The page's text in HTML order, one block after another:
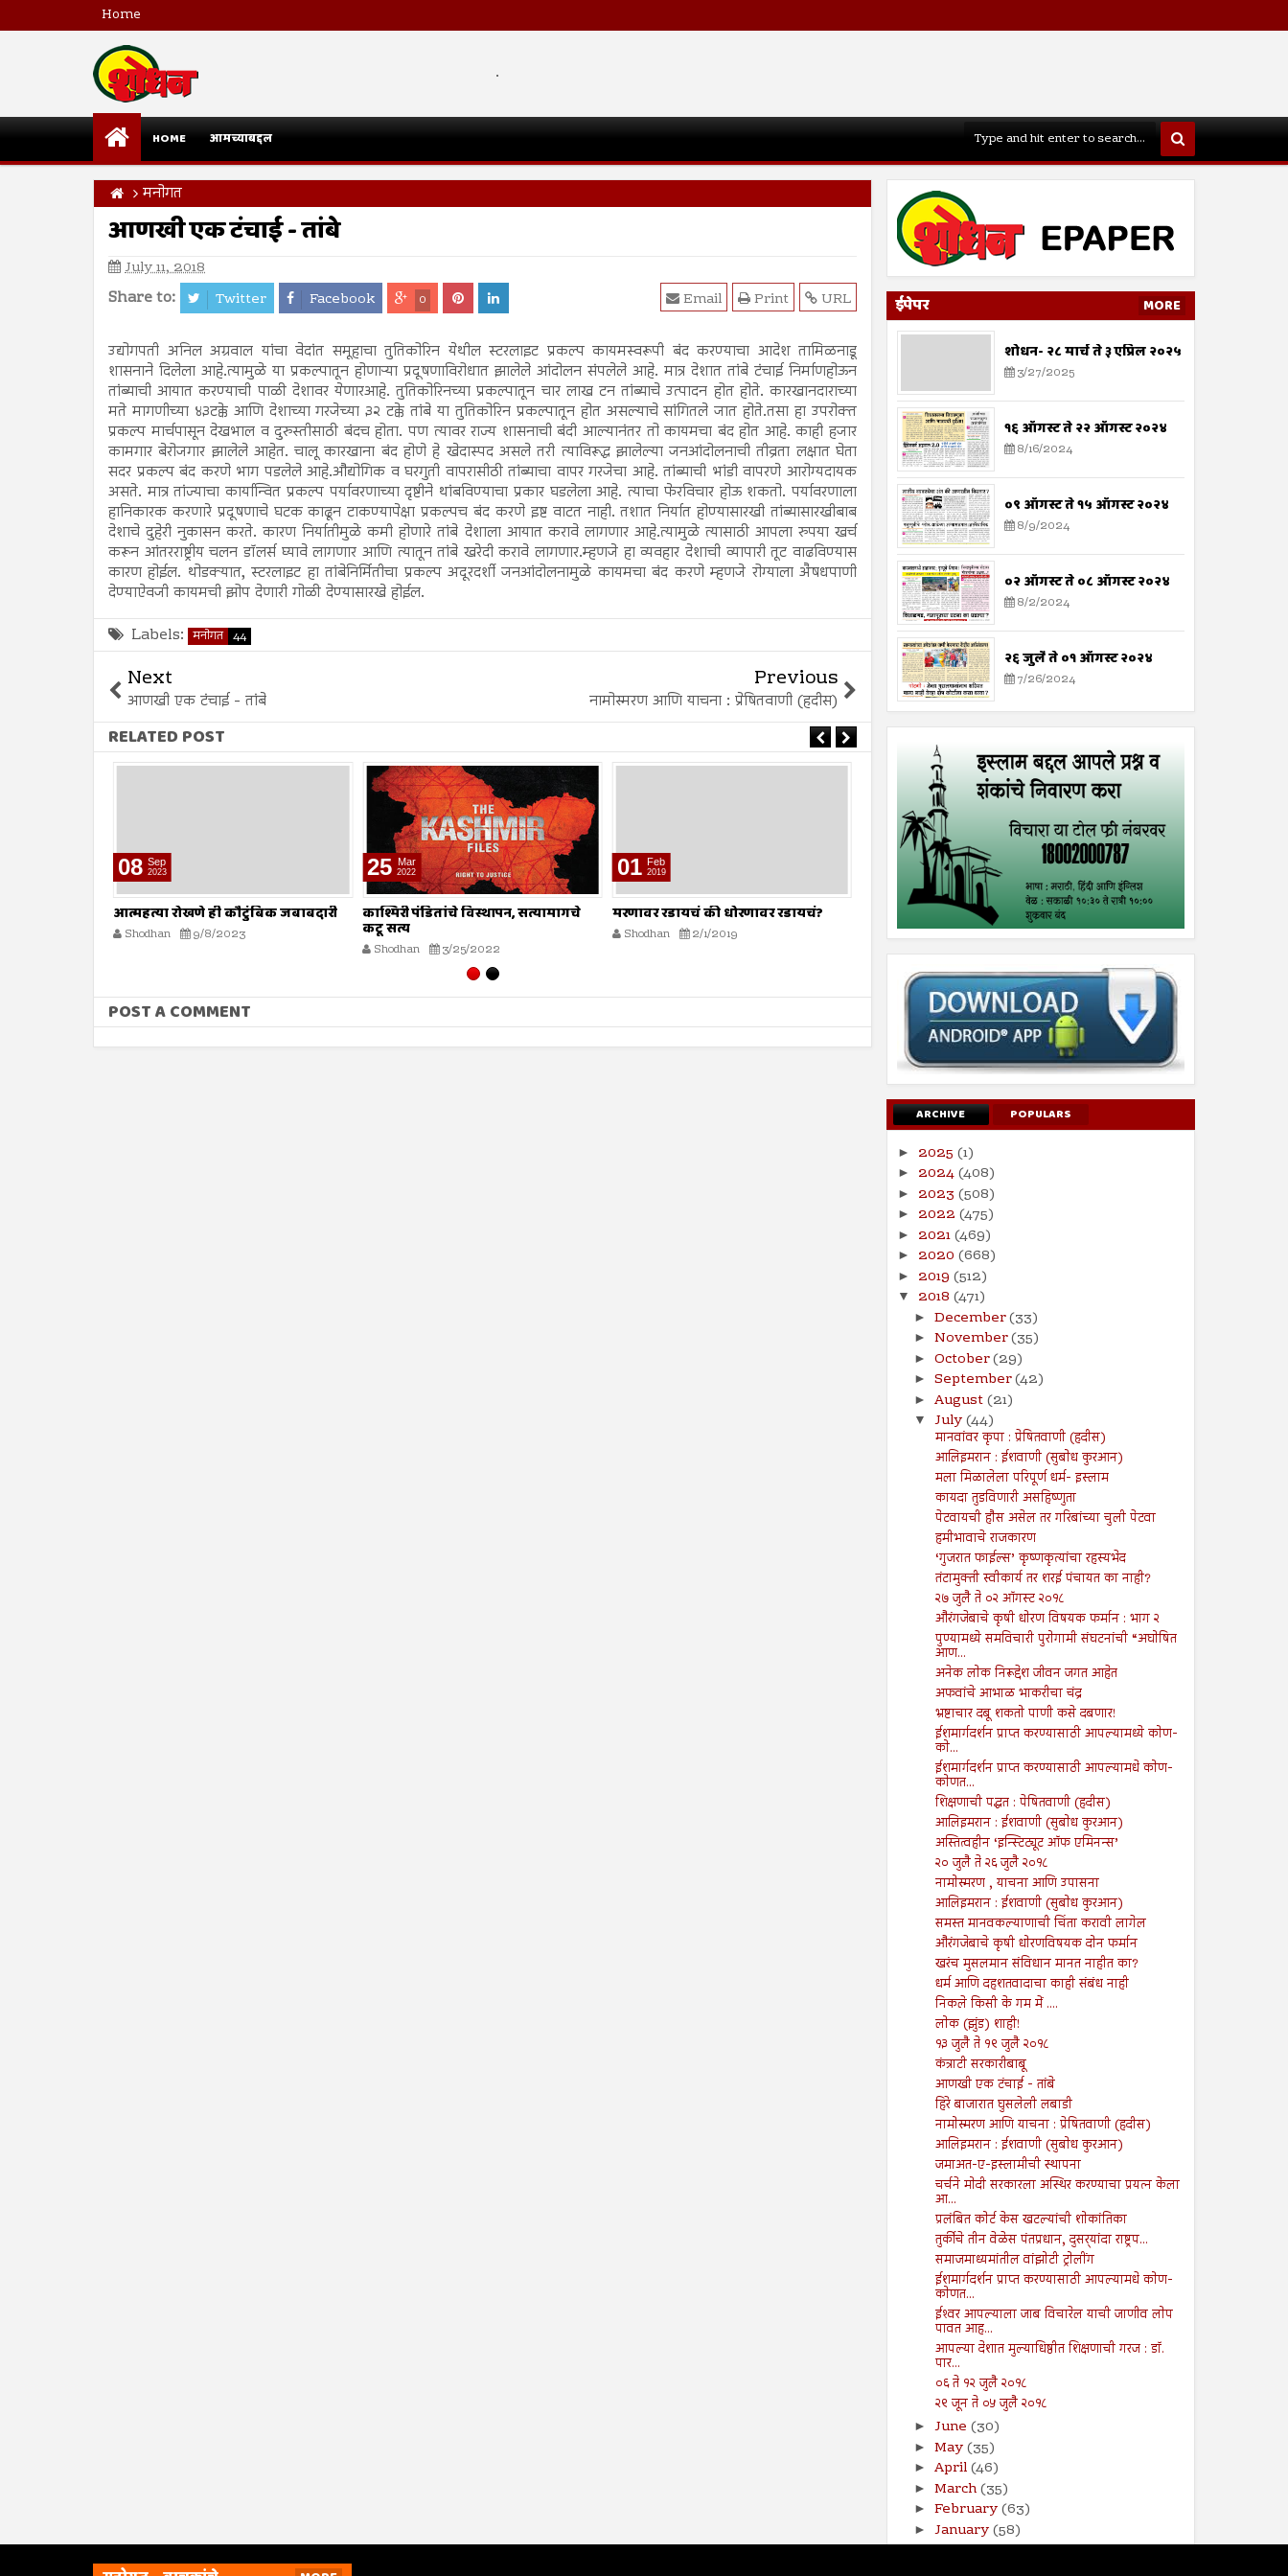
Home
.
HOME आमच्याबद्दल
मनोगत
आणखी एक टंचाई - तांबे
July 11, 2018
Share to: Twitter Facebook 0 URL
Print
Email
उद्योगपती अनिल अग्रवाल यांचा वेदांत समूहाचा तुतिकोरिन येथील स्टरलाइट प्रकल्प कायमस्वरूपी बंद करण्याचा आदेश तामिळनाडू
शासनाने दिलेला आहे.त्यामुळे या प्रकल्पातून होणाऱ्या प्रदूषणाविरोधात झालेले आंदोलन संपलेले आहे. मात्र देशात तांबे टंचाई निर्माणहोऊन
तांब्याची आयात करण्याची पाळी देशावर येणारआहे. तुतिकोरिनच्या प्रकल्पातून चार लाख टन तांब्याचे उत्पादन होत होते. कारखानदाराच्या
मते मागणीच्या ४३टक्के आणि देशाच्या गरजेच्या ३२ टक्के तांबे या तुतिकोरिन प्रकल्पातून होत असल्याचे सांगितले जात होते.तसा हा उपरोक्त
प्रकल्प मार्चपासून देखभाल व दुरुस्तीसाठी बंदच होता. पण त्यावर राज्य शासनाची बंदी आल्यानंतर तो कायमचा बंद होत आहे. काही हजार
कामगार बेरोजगार झालेले आहेत. चालू कारखाना बंद होणे हे खेदास्पद असले तरी त्याविरूद्ध झालेल्या जनआंदोलनाची तीव्रता लक्षात घेता
सदर प्रकल्प बंद करणे भाग पडलेले आहे.औद्योगिक व घरगुती वापरासीठी तांब्याचा वापर गरजेचा आहे. तांब्याची भांडी वापरणे आरोग्यदायक
असते. मात्र तांज्याचा कार्यान्वित प्रकल्प पर्यावरणाच्या दृष्टीने थांबविण्याचा प्रकार घडलेला आहे. त्याचा फेरविचार होऊ शकतो. पर्यावरणाला
हानिकारक करणारे प्रदूषणाचे घटक काढून टाकण्यापेक्षा प्रकल्पच बंद करणे इष्ट वाटत नाही. तशात निर्यात होण्यासारखी तांब्यासारखीबाब
देशाचे दुहेरी नुकासन करते. कारण निर्यातीमुळे कमी होणारे तांबे देशाला आयात करावे लागणार आहे.त्यामुळे त्यासाठी आपला रुपया खर्च
करून आंतरराष्ट्रीय चलन डॉलर्स घ्यावे लागणार आणि त्यातून तांबे खरेदी करावे लागणार.म्हणजे हा व्यवहार देशाची व्यापारी तूट वाढविण्यास
कारण होईल. थोडक्यात, स्टरलाइट हा तांबेनिर्मितीचा प्रकल्प अदूरदर्शी जनआंदोलनामुळे कायमचा बंद करणे म्हणजे रोग्याला अ‍ैषधपाणी
देण्याऐवजी कायमची झोप देणारी गोळी देण्यासारखे होईल.
Labels: मनोगत 44
Next
आणखी एक टंचाई - तांबे
Previous
नामोस्मरण आणि याचना : प्रेषितवाणी (हदीस)
RELATED POST
08 Sep
2023
आत्महत्या रोखणे ही कौटुंबिक जबाबदारी
Shodhan 9/8/2023
25 Mar
2022
काश्मिरी पंडितांचे विस्थापन, सत्यामागचे
कटू सत्य
Shodhan 3/25/2022
01 Feb
2019
मरणावर रडायचं की धोरणावर रडायचं?
Shodhan 2/1/2019
विटभट्ट्या बंद करा
Shodhan 12/8/2018
08
Shodhan 12/8/2018
POST A COMMENT
ईपेपर MORE
शोधन- २८ मार्च ते ३ एप्रिल २०२५
3/27/2025
१६ ऑगस्ट ते २२ ऑगस्ट २०२४
8/16/2024
०९ ऑगस्ट ते १५ ऑगस्ट २०२४
8/9/2024
०२ ऑगस्ट ते ०८ ऑगस्ट २०२४
8/2/2024
२६ जुलै ते ०१ ऑगस्ट २०२४
7/26/2024
ARCHIVE POPULARS
► 2025 (1)
► 2024(408)
► 2023 (508)
► 2022 (475)
► 2021(469)
► 2020 (668)
► 2019 (512)
▼ 2018 (471)
► December(33)
► November(35)
► October(29)
► September(42)
► August(21)
▼ July(44)
मानवांवर कृपा : प्रेषितवाणी (हदीस)
आलिइमरान : ईशवाणी (सुबोध कुरआन)
मला मिळालेला परिपूर्ण धर्म- इस्लाम
कायदा तुडविणारी असहिष्णुता
पेटवायची हौस असेल तर गरिबांच्या चुली पेटवा
हमीभावाचे राजकारण
‘गुजरात फाईल्स’ कृष्णकृत्यांचा रहस्यभेद
तंटामुक्ती स्वीकार्य तर शरई पंचायत का नाही?
२७ जुलै ते ०२ ऑगस्ट २०१८
औरंगजेबाचे कृषी धोरण विषयक फर्मान : भाग २
पुण्यामध्ये समविचारी पुरोगामी संघटनांची “अघोषित
आण...
अनेक लोक निरूद्देश जीवन जगत आहेत
अफवांचे आभाळ भाकरीचा चंद्र
भ्रष्टाचार दबू शकतो पाणी कसे दबणार!
ईशमार्गदर्शन प्राप्त करण्यासाठी आपल्यामध्ये कोण-
को...
ईशमार्गदर्शन प्राप्त करण्यासाठी आपल्यामधे कोण-
कोणत...
शिक्षणाची पद्धत : पेषितवाणी (हदीस)
आलिइमरान : ईशवाणी (सुबोध कुरआन)
अस्तित्वहीन ‘इन्स्टिट्यूट ऑफ एमिनन्स’
२० जुलै ते २६ जुलै २०१८
नामोस्मरण , याचना आणि उपासना
आलिइमरान : ईशवाणी (सुबोध कुरआन)
समस्त मानवकल्याणाची चिंता करावी लागेल
औरंगजेबाचे कृषी धोरणविषयक दोन फर्मान
खरंच मुसलमान संविधान मानत नाहीत का?
धर्म आणि दहशतवादाचा काही संबंध नाही
निकले किसी के गम में ....
लोक (झुंड) शाही!
१३ जुलै ते १९ जुलै २०१८
कंत्राटी सरकारीबाबू
आणखी एक टंचाई - तांबे
हिरे बाजारात घुसलेली लबाडी
नामोस्मरण आणि याचना : प्रेषितवाणी (हदीस)
आलिइमरान : ईशवाणी (सुबोध कुरआन)
जमाअत-ए-इस्लामीची स्थापना
चर्चने मोदी सरकारला अस्थिर करण्याचा प्रयत्न केला
आ...
प्रलंबित कोर्ट केस खटल्यांची शोकांतिका
तुर्कीचे तीन वेळेस पंतप्रधान, दुसर्‍यांदा राष्ट्रप...
समाजमाध्यमांतील वांझोटी ट्रोलींग
ईशमार्गदर्शन प्राप्त करण्यासाठी आपल्यामधे कोण-
कोणत...
ईश्‍वर आपल्याला जाब विचारेल याची जाणीव लोप
पावत आह...
आपल्या देशात मुल्याधिष्ठीत शिक्षणाची गरज : डॉ.
पार...
०६ ते १२ जुलै २०१८
२९ जून ते ०५ जुलै २०१८
► June (30)
► May(35)
► April(46)
► March(35)
► February(63)
► January(58)
►2017(141)